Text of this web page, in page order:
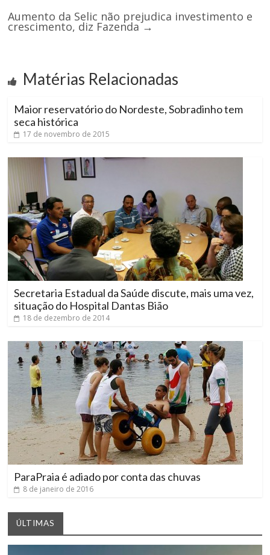
Aumento da Selic não prejudica investimento e
crescimento, diz Fazenda→
Matérias Relacionadas
Maior reservatório do Nordeste, Sobradinho tem
seca histórica
17 de novembro de 2015
Secretaria Estadual da Saúde discute, mais uma vez,
situação do Hospital Dantas Bião
18 de dezembro de 2014
ParaPraia é adiado por conta das chuvas
8 de janeiro de 2016
ÚLTIMAS